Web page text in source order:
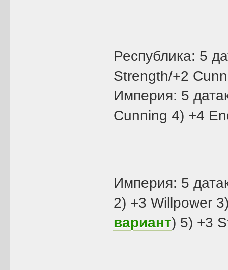
Республика: 5
Strength/+2
Империя: 5
Cunning 4) +4
Империя: 5
2) +3 Willpower
вариант) 5) +3